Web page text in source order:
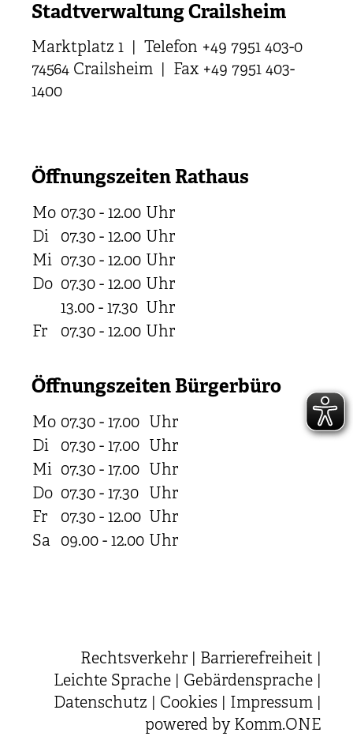
Stadtverwaltung Crailsheim
Marktplatz 1 | Telefon +49 7951 403-0
74564 Crailsheim | Fax +49 7951 403-
1400
Öffnungszeiten Rathaus
Mo 07.30 - 12.00 Uhr
Di
07.30 - 12.00 Uhr
Mi 07.30 - 12.00 Uhr
Do 07.30 - 12.00 Uhr
13.00 - 17.30 Uhr
Fr
07.30 - 12.00 Uhr
Öffnungszeiten Bürgerbüro
Mo 07.30 - 17.00 Uhr
Di
07.30 - 17.00 Uhr
Mi 07.30 - 17.00 Uhr
Do 07.30 - 17.30 Uhr
Fr
07.30 - 12.00 Uhr
Sa 09.00 - 12.00 Uhr
Rechtsverkehr Barrierefreiheit
Leichte Sprache
Gebärdensprache
Datenschutz
Cookies Impressum
powered by Komm.ONE